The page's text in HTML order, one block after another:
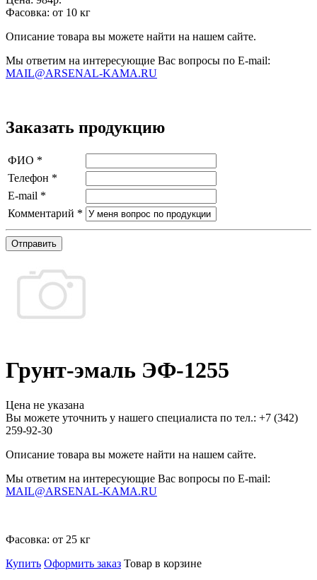
Фасовка: от 10 кг
Описание товара вы можете найти на нашем сайте.
Мы ответим на интересующие Вас вопросы по E-mail:
MAIL@ARSENAL-KAMA.RU
Заказать продукцию
ФИО *
Телефон *
E-mail *
Комментарий *
Отправить
Грунт-эмаль ЭФ-1255
Цена не указана
Вы можете уточнить у нашего специалиста по тел.: +7 (342)
259-92-30
Описание товара вы можете найти на нашем сайте.
Мы ответим на интересующие Вас вопросы по E-mail:
MAIL@ARSENAL-KAMA.RU
Фасовка: от 25 кг
Купить Оформить заказ Товар в корзине